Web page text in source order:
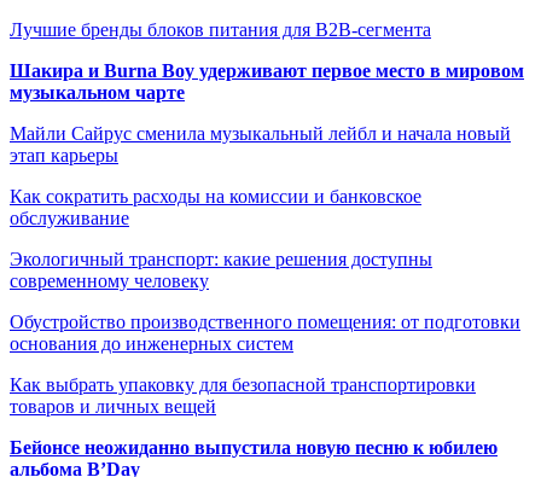
Лучшие бренды блоков питания для B2B-сегмента
Шакира и Burna Boy удерживают первое место в мировом
музыкальном чарте
Майли Сайрус сменила музыкальный лейбл и начала новый
этап карьеры
Как сократить расходы на комиссии и банковское
обслуживание
Экологичный транспорт: какие решения доступны
современному человеку
Обустройство производственного помещения: от подготовки
основания до инженерных систем
Как выбрать упаковку для безопасной транспортировки
товаров и личных вещей
Бейонсе неожиданно выпустила новую песню к юбилею
альбома B’Day